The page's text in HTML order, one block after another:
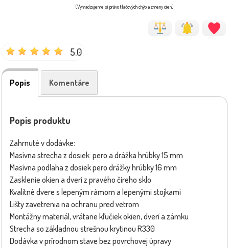
(Vyhradzujeme si právo tlačových chýb a zmeny cien)
5.0
Popis Komentáre
Popis produktu
Zahrnuté v dodávke:
Masívna strecha z dosiek pero a drážka hrúbky 15 mm
Masívna podlaha z dosiek pero drážky hrúbky 16 mm
Zasklenie okien a dverí z pravého číreho sklo
Kvalitné dvere s lepeným rámom a lepenými stojkami
Lišty zavetrenia na ochranu pred vetrom
Montážny materiál, vrátane kľučiek okien, dverí a zámku
Strecha so základnou strešnou krytinou R330
Dodávka v prírodnom stave bez povrchovej úpravy